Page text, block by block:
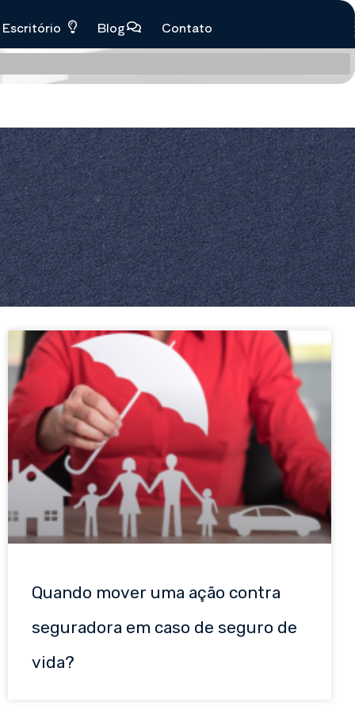
Escritório Blog Contato
Quando mover uma ação contra
seguradora em caso de seguro de
vida?